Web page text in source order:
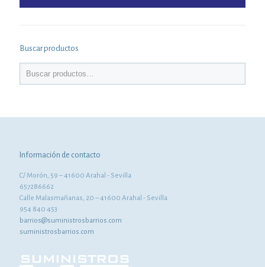
Buscar productos
Información de contacto
C/ Morón, 59 – 41600 Arahal - Sevilla
657286662
Calle Malasmañanas, 20 – 41600 Arahal - Sevilla
954 840 453
barrios@suministrosbarrios.com
suministrosbarrios.com